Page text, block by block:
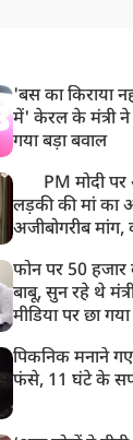
'बस का किराया
में' केरल के मंत्री ने
गया बड़ा बवाल
PM मोदी पर
लड़की की मां का
अजीबोगरीब मांग,
फोन पर 50 हजार
बाबू, सुन रहे थे
मीडिया पर छा गया
पिकनिक मनाने
फंसे, 11 घंटे के